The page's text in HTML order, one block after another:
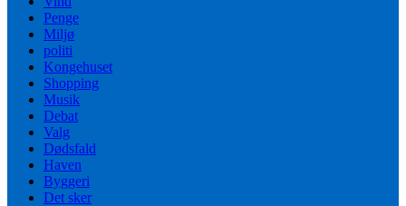
Penge
Miljø
politi
Kongehuset
Shopping
Musik
Debat
Valg
Dødsfald
Haven
Byggeri
Det sker